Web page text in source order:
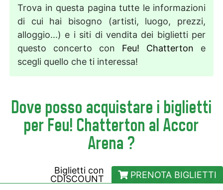
Trova in questa pagina tutte le informazioni
di cui hai bisogno (artisti, luogo, prezzi,
alloggio...) e i siti di vendita dei biglietti per
questo concerto con Feu! Chatterton e
scegli quello che ti interessa!
Dove posso acquistare i biglietti
per Feu! Chatterton al Accor
Arena ?
Biglietti con
CDISCOUNT
PRENOTA BIGLIETTI